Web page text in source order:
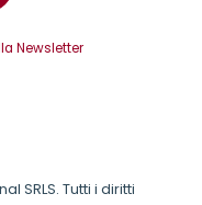
Newsletter
SRLS. Tutti i diritti